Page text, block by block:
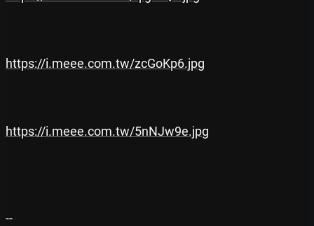
https://i.meee.com.tw/zcGoKp6.jpg
https://i.meee.com.tw/5nNJw9e.jpg